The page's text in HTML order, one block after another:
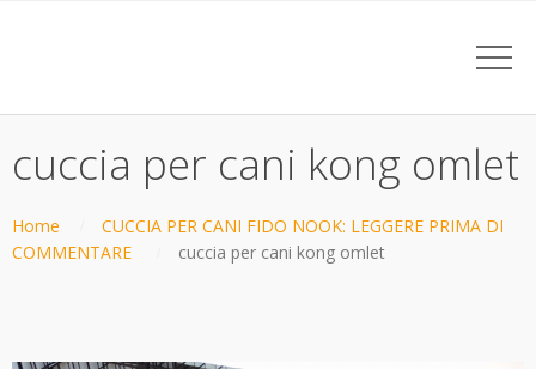
cuccia per cani kong omlet
Home
CUCCIA PER CANI FIDO NOOK: LEGGERE PRIMA DI
COMMENTARE
cuccia per cani kong omlet